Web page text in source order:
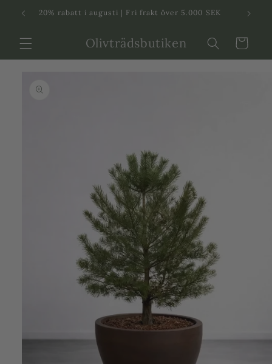
Svenska Dansk
20% rabatt i augusti | Fri frakt över 5.000 SEK
Olivträdsbutiken Varukorg